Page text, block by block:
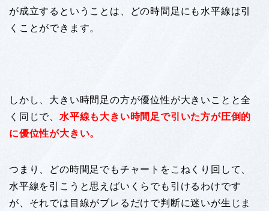
が成立するということは、どの時間足にも水平線は引
くことができます。
しかし、大きい時間足の方が優位性が大きいことと全
く同じで、 水平線も大きい時間足で引いた方が圧倒的
に優位性が大きい。
つまり、どの時間足でもチャートをこねくり回して、
水平線を引こうと思えばいくらでも引けるわけです
が、それでは目線がブレるだけで判断に迷いが生じま